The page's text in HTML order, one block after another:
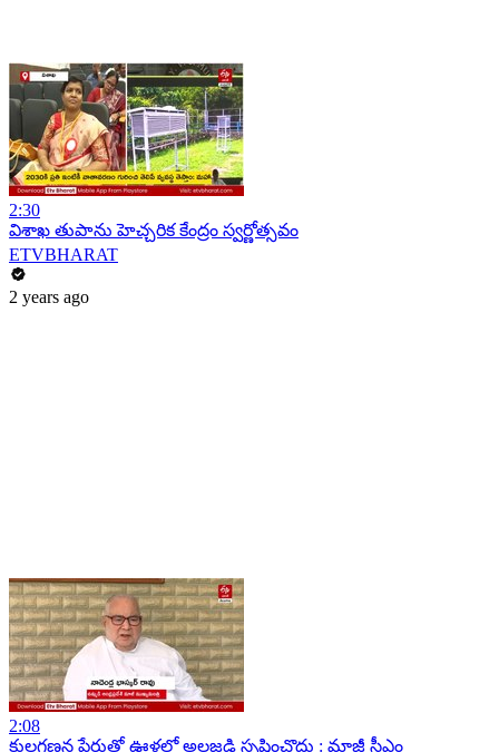
2:30
విశాఖ తుపాను హెచ్చరిక కేంద్రం స్వర్ణోత్సవం
ETVBHARAT
2 years ago
2:08
కులగణన పేరుతో ఊళ్లల్లో అలజడి సృష్టించొద్దు : మాజీ సీఎం